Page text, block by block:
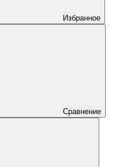
Избранное
Сравнение